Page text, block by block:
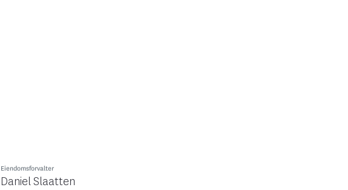
Eiendomsforvalter
Daniel Slaatten